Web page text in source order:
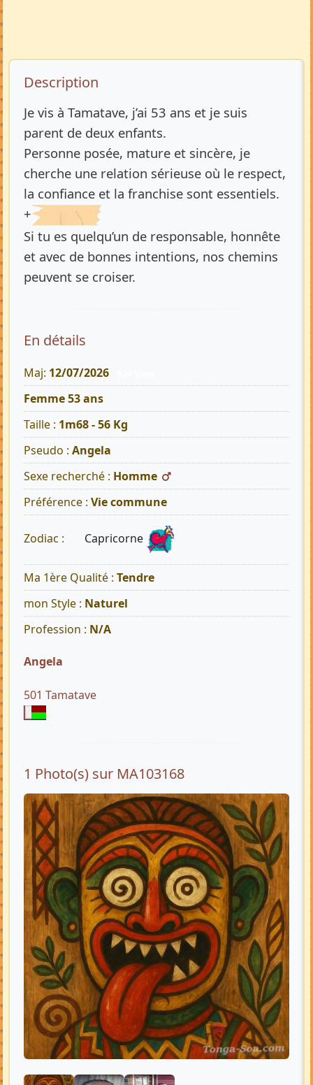
Description de l’annonce
Description
Je vis à Tamatave, j’ai 53 ans et je suis
parent de deux enfants.
Personne posée, mature et sincère, je
cherche une relation sérieuse où le respect,
la confiance et la franchise sont essentiels.
+
Si tu es quelqu’un de responsable, honnête
et avec de bonnes intentions, nos chemins
peuvent se croiser.
En détails
Maj: 12/07/2026
Femme 53 ans
Taille : 1m68 - 56 Kg
Pseudo : Angela
Sexe recherché : Homme
Préférence : Vie commune
Zodiac : Capricorne
Ma 1ère Qualité : Tendre
mon Style : Naturel
Profession : N/A
Angela
501 Tamatave
1 Photo(s) sur MA103168